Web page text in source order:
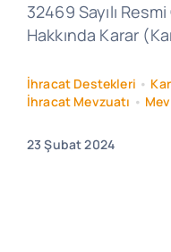
32469 Sayılı
Hakkında Karar
İhracat Destekleri •
İhracat Mevzuatı •
23 Şubat 2024